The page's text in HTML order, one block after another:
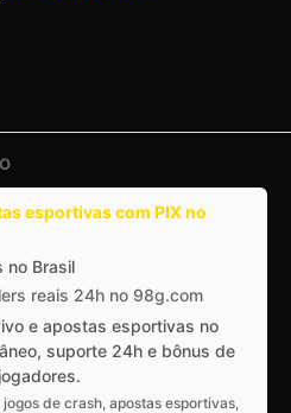
esportivas com PIX no
no Brasil
reais 24h no 98g.com
e apostas esportivas no
suporte 24h e bônus de
de crash, apostas esportivas,